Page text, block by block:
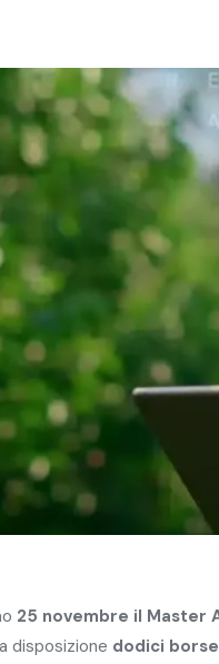
25 novembre il Master
disposizione dodici